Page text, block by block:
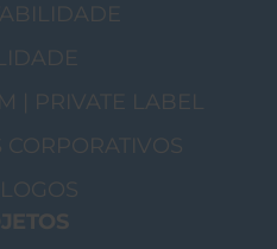
| PRIVATE LABEL